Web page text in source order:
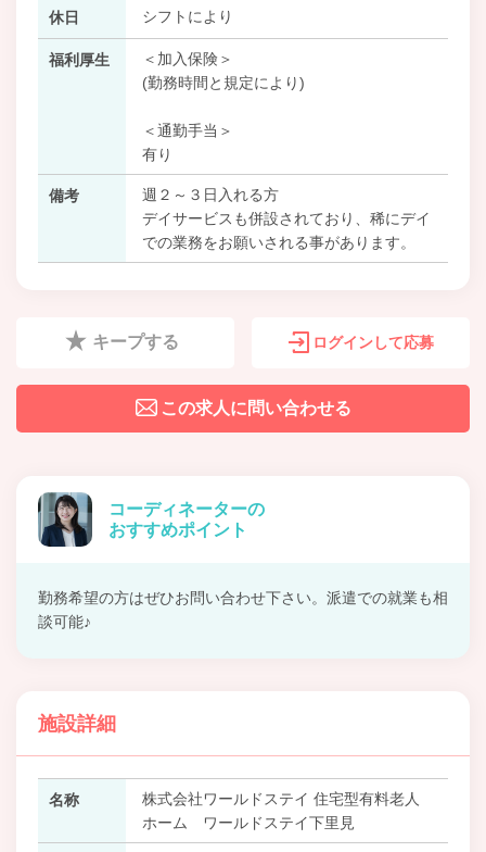
休日 シフトにより
福利厚生
＜加入保険＞
(勤務時間と規定により)
＜通勤手当＞
有り
備考
週２～３日入れる方
デイサービスも併設されており、稀にデイ
での業務をお願いされる事があります。
キープする ログインして応募
この求人に問い合わせる
コーディネーターの
おすすめポイント
勤務希望の方はぜひお問い合わせ下さい。派遣での就業も相
談可能♪
施設詳細
名称
株式会社ワールドステイ 住宅型有料老人
ホーム ワールドステイ下里見